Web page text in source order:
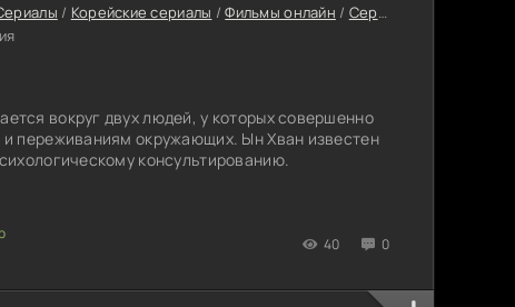
/ Корейские сериалы /Фильмы онлайн / Сериалы с высоким рейтингом
вокруг двух людей, у которых совершенно
и переживаниям окружающих. Ын Хван известен
консультированию.
40 0